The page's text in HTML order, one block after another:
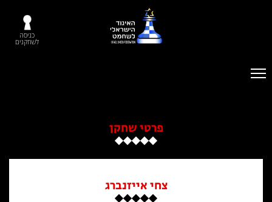
כניסה
לשחקנים
פרטי שחקן
צחי אייזנברג